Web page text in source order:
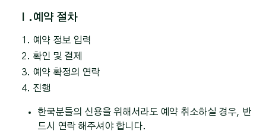
Ⅰ.예약 절차
예약 정보 입력
확인 및 결제
예약 확정의 연락
진행
한국분들의 신용을 위해서라도 예약 취소하실 경우, 반
드시 연락 해주셔야 합니다.